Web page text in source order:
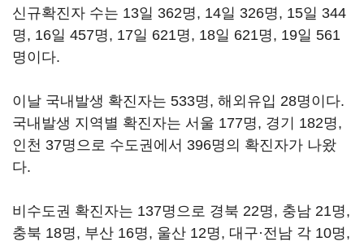
신규확진자 수는 13일 362명, 14일 326명, 15일 344
명, 16일 457명, 17일 621명, 18일 621명, 19일 561
명이다.
이날 국내발생 확진자는 533명, 해외유입 28명이다.
국내발생 지역별 확진자는 서울 177명, 경기 182명,
인천 37명으로 수도권에서 396명의 확진자가 나왔
다.
비수도권 확진자는 137명으로 경북 22명, 충남 21명,
충북 18명, 부산 16명, 울산 12명, 대구·전남 각 10명,